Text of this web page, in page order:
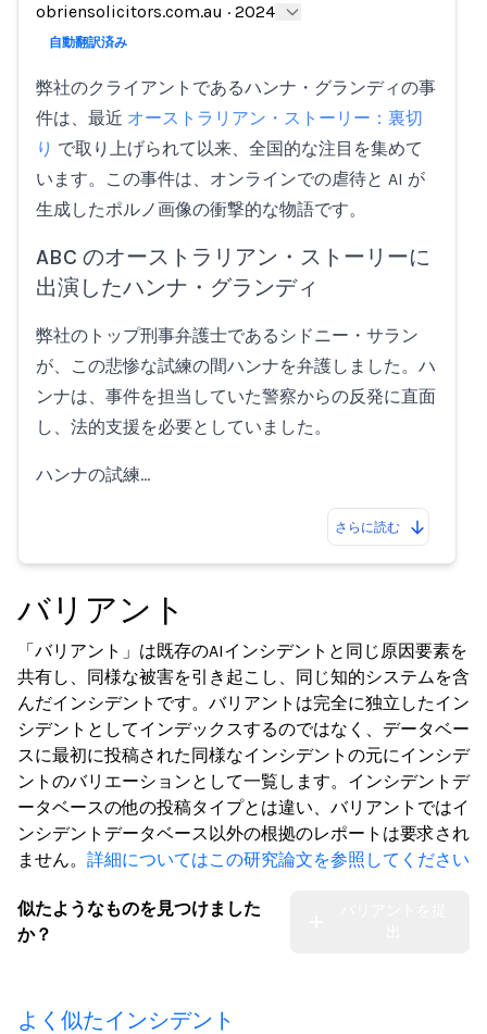
Loading...
obriensolicitors.com.au · 2024
自動翻訳済み
弊社のクライアントであるハンナ・グランディの事
件は、最近 オーストラリアン・ストーリー：裏切
り で取り上げられて以来、全国的な注目を集めて
います。この事件は、オンラインでの虐待と AI が
生成したポルノ画像の衝撃的な物語です。
ABC のオーストラリアン・ストーリーに
出演したハンナ・グランディ
弊社のトップ刑事弁護士であるシドニー・サラン
が、この悲惨な試練の間ハンナを弁護しました。ハ
ンナは、事件を担当していた警察からの反発に直面
し、法的支援を必要としていました。
ハンナの試練…
さらに読む
バリアント
「バリアント」は既存のAIインシデントと同じ原因要素を
共有し、同様な被害を引き起こし、同じ知的システムを含
んだインシデントです。バリアントは完全に独立したイン
シデントとしてインデックスするのではなく、データベー
スに最初に投稿された同様なインシデントの元にインシデ
ントのバリエーションとして一覧します。インシデントデ
ータベースの他の投稿タイプとは違い、バリアントではイ
ンシデントデータベース以外の根拠のレポートは要求され
ません。 詳細についてはこの研究論文を参照してください
似たようなものを見つけました
か？
よく似たインシデント